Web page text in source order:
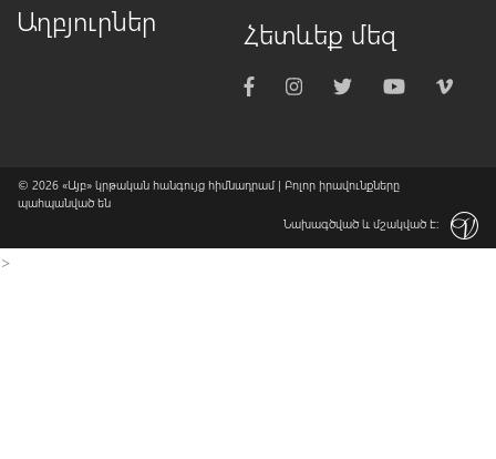
Աղբյուրներ Հետևեք մեզ
© 2026 «Այբ» կրթական հանգույց հիմնադրամ| Բոլոր իրավունքները
պահպանված են
Նախագծված և մշակված է:
>